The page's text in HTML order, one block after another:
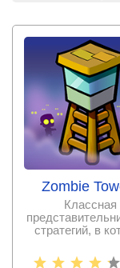
Zombie
Классная
стратегий, в
придется